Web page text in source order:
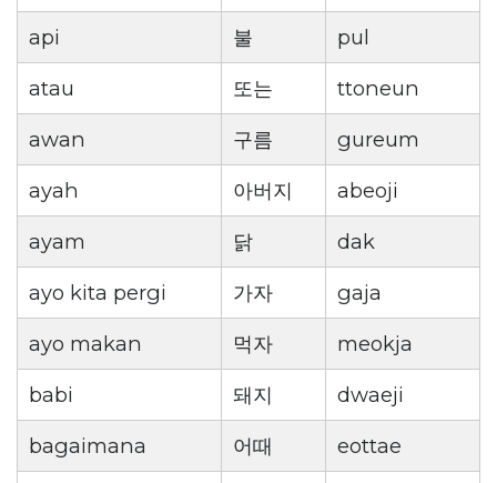
api
불
pul
atau
또는
ttoneun
awan
구름
gureum
ayah
아버지
abeoji
ayam
닭
dak
ayo kita pergi
가자
gaja
ayo makan
먹자
meokja
babi
돼지
dwaeji
bagaimana
어때
eottae